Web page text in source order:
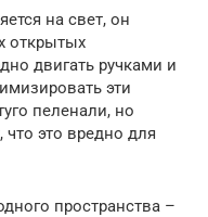
на свет, он
открытых
двигать ручками и
эти
пеленали, но
это вредно для
пространства –